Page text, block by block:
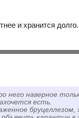
и хранится долго.
него наверное
есть.